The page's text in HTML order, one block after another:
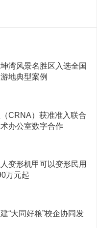
湾风景名胜区入选全国
地典型案例
CRNA）获准准入联合
办公室数字合作
变形机甲可以变形民用
万元起
“大同好粮”校企协同发